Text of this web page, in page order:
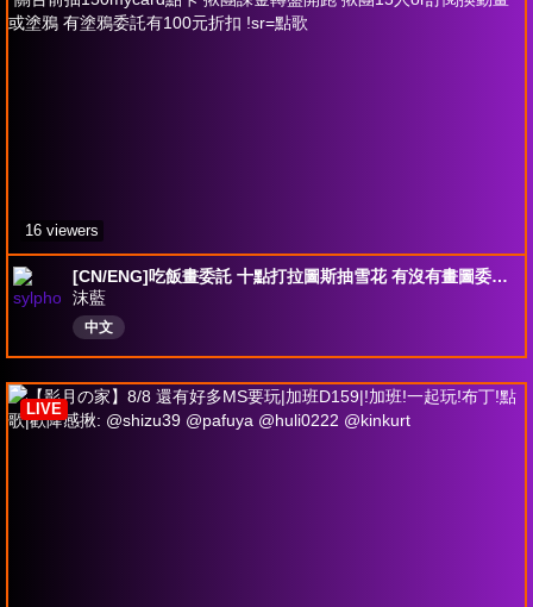
[CN/ENG]吃飯畫委託 十點打拉圖斯抽雪花 有沒有畫圖委託?w 週日ˇ關台前抽150mycard點卡 揪團課金轉盤開跑 揪團15人or訂閱換動畫或塗鴉 有塗鴉委託有100元折扣 !sr=點歌
沫藍
中文
16 viewers
LIVE